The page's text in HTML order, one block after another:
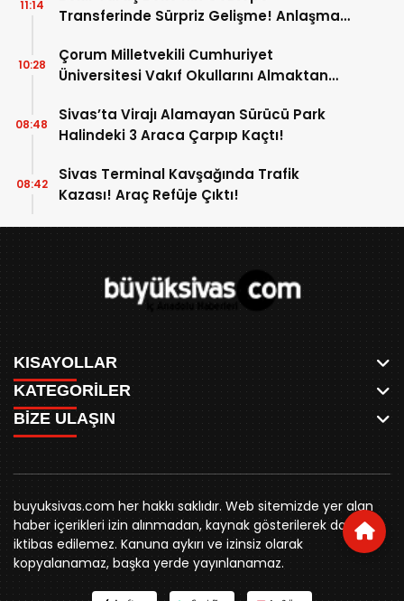
Transferinde Sürpriz Gelişme! Anlaşma
11:14
Çorum Milletvekili Cumhuriyet
Üniversitesi Vakıf Okullarını Almaktan
10:28
Sivas’ta Virajı Alamayan Sürücü Park
Halindeki 3 Araca Çarpıp Kaçtı!
08:48
Sivas Terminal Kavşağında Trafik
Kazası! Araç Refüje Çıktı!
08:42
KISAYOLLAR
ANASAYFA
AKSU CANLI
MEYDAN CANLI
MEDRESELER CANLI
MERAKÜM CANLI
YUKARI TEKKE CANLI
KURUMSAL KİMLİK
REKLAM FİYATLARI
BİZE ULAŞIN
KÜNYE
KATEGORİLER
WHATSAPP
SPOR
SİYASET
BELEDİYE
SİVAS VALİLİĞİ
ÜNİVERSİTE
KURUMLAR
STK
YORUM
BİZE ULAŞIN
0346 221 00 60
buyuksivashaber@gmail.com
Örtülüpınar Mah. İnönü Bulvarı Özkahya Apt. Kat:3 D:7
Sivas
buyuksivas.com her hakkı saklıdır. Web sitemizde yer alan
haber içerikleri izin alınmadan, kaynak gösterilerek dahi
iktibas edilemez. Kanuna aykırı ve izinsiz olarak
kopyalanamaz, başka yerde yayınlanamaz.